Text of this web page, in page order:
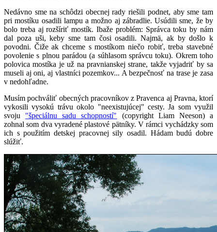
Nedávno sme na schôdzi obecnej rady riešili podnet, aby sme tam
pri mostíku osadili lampu a možno aj zábradlie. Usúdili sme, že by
bolo treba aj rozšíriť mostík. Ibaže problém: Správca toku by nám
dal poza uši, keby sme tam čosi osadili. Najmä, ak by došlo k
povodni. Čiže ak chceme s mostíkom niečo robiť, treba stavebné
povolenie s plnou parádou (a súhlasom správcu toku). Okrem toho
polovica mostíka je už na pravnianskej strane, takže vyjadriť by sa
museli aj oni, aj vlastníci pozemkov... A bezpečnosť na trase je zasa
v nedohľadne.
Musím pochváliť obecných pracovníkov z Pravenca aj Pravna, ktorí
vykosili vysokú trávu okolo "neexistujúcej" cesty. Ja som využil
svoju "špeciálnu sadu schopností" (copyright Liam Neeson) a
zohnal som dva vyradené plastové pätníky. V rámci vychádzky som
ich s použitím detskej pracovnej sily osadil. Hádam budú dobre
slúžiť.